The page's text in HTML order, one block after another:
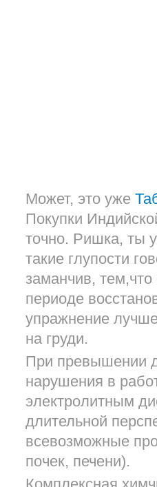
Может, это уже
Покупки
точно. Ришка, ты
такие глупости
заманчив,
периоде
упражнение
на груди.
При превышении
нарушения в
электролитным
длительной
всевозможные
почек, печени).